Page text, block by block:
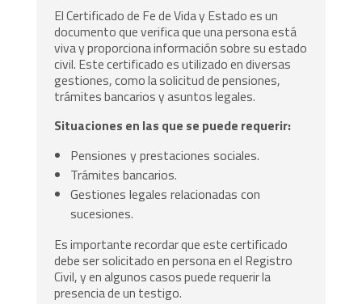
El Certificado de Fe de Vida y Estado es un
documento que verifica que una persona está
viva y proporciona información sobre su estado
civil. Este certificado es utilizado en diversas
gestiones, como la solicitud de pensiones,
trámites bancarios y asuntos legales.
Situaciones en las que se puede requerir:
Pensiones y prestaciones sociales.
Trámites bancarios.
Gestiones legales relacionadas con
sucesiones.
Es importante recordar que este certificado
debe ser solicitado en persona en el Registro
Civil, y en algunos casos puede requerir la
presencia de un testigo.